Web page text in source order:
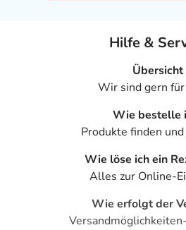
Hilfe &
Übersicht
Wir sind gern für
Wie bestelle
Produkte finden
Wie löse ich ein
Alles zur Online-
Wie erfolgt der